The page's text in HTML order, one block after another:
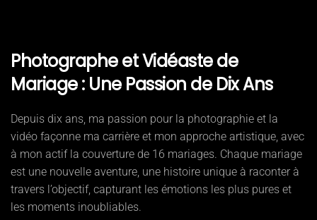
Photographe et Vidéaste de
Mariage : Une Passion de Dix Ans
Depuis dix ans, ma passion pour la photographie et la
vidéo façonne ma carrière et mon approche artistique, avec
à mon actif la couverture de 16 mariages. Chaque mariage
est une nouvelle aventure, une histoire unique à raconter à
travers l’objectif, capturant les émotions les plus pures et
les moments inoubliables.